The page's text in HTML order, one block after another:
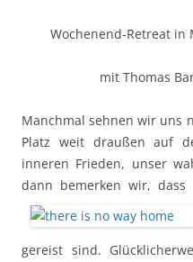
Wochenend-Retreat in
mit Thomas
Manchmal sehnen wir uns
Platz weit draußen auf
inneren Frieden, unser
dann bemerken wir,
gereist sind.